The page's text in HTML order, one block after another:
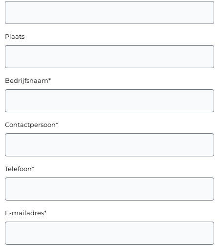
Plaats
Bedrijfsnaam*
Contactpersoon*
Telefoon*
E-mailadres*